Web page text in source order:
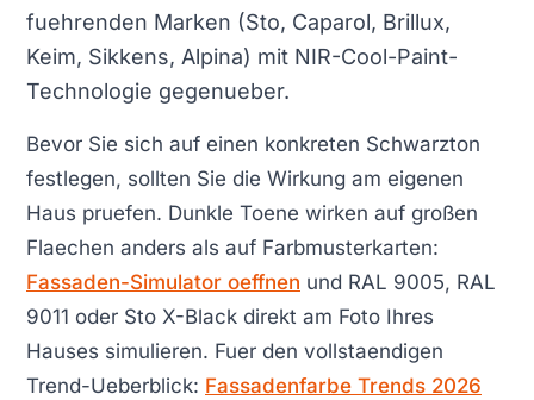
fuehrenden Marken (Sto, Caparol, Brillux,
Keim, Sikkens, Alpina) mit NIR-Cool-Paint-
Technologie gegenueber.
Bevor Sie sich auf einen konkreten Schwarzton
festlegen, sollten Sie die Wirkung am eigenen
Haus pruefen. Dunkle Toene wirken auf großen
Flaechen anders als auf Farbmusterkarten:
Fassaden-Simulator oeffnen und RAL 9005, RAL
9011 oder Sto X-Black direkt am Foto Ihres
Hauses simulieren. Fuer den vollstaendigen
Trend-Ueberblick: Fassadenfarbe Trends 2026